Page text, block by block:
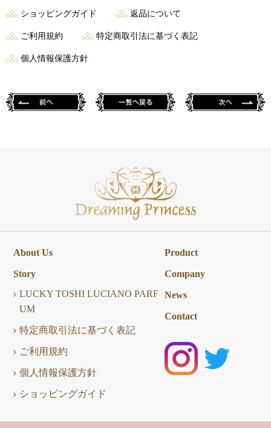
ショッピングガイド 返品について
ご利用規約 特定商取引法に基づく表記
個人情報保護方針
About Us
Story
LUCKY TOSHI LUCIANO PARF
UM
特定商取引法に基づく表記
ご利用規約
個人情報保護方針
ショッピングガイド
Product
Company
News
Contact